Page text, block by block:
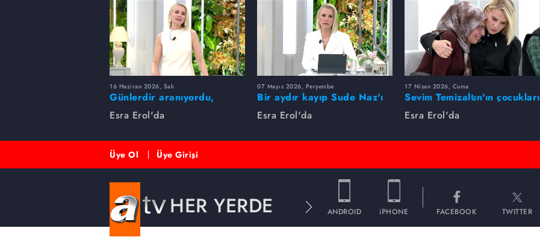
16 Haziran 2026, Salı
Günlerdir aranıyordu,
dakikalar içinde bulundu!
Esra Erol'da
07 Mayıs 2026, Perşembe
Bir aydır kayıp Sude Naz'ı
Esra Erol buldu
Esra Erol'da
17 Nisan 2026, Cuma
Sevim Temizaltın'ın çocukları
nerede?
Esra Erol'da
Üye Ol Üye Girişi
HER YERDE ANDROID iPHONE FACEBOOK TWITTER